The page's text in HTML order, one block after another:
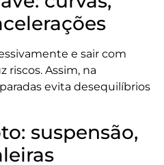
e sair com
riscos. Assim, na
evita desequilíbrios
suspensão,